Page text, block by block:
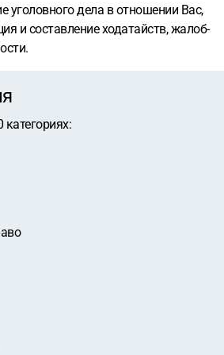
уголовного дела в отношении Вас,
и составление ходатайств, жалоб-
категориях: